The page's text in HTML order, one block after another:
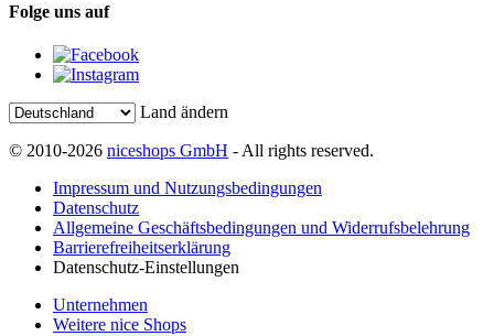
Folge uns auf
Land ändern
© 2010-2026 niceshops GmbH - All rights reserved.
Impressum und Nutzungsbedingungen
Datenschutz
Allgemeine Geschäftsbedingungen und Widerrufsbelehrung
Barrierefreiheitserklärung
Datenschutz-Einstellungen
Unternehmen
Weitere nice Shops